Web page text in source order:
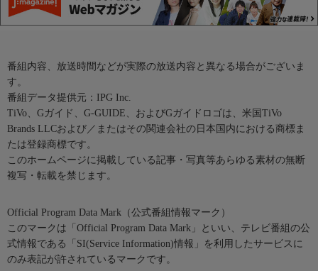
番組内容、放送時間などが実際の放送内容と異なる場合がございま
す。
番組データ提供元：IPG Inc.
TiVo、Gガイド、G-GUIDE、およびGガイドロゴは、米国TiVo
Brands LLCおよび／またはその関連会社の日本国内における商標ま
たは登録商標です。
このホームページに掲載している記事・写真等あらゆる素材の無断
複写・転載を禁じます。
Official Program Data Mark（公式番組情報マーク）
このマークは「Official Program Data Mark」といい、テレビ番組の公
式情報である「SI(Service Information)情報」を利用したサービスに
のみ表記が許されているマークです。